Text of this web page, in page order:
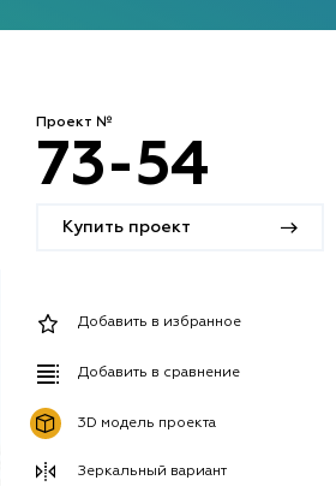
Проект №
73-54
Купить проект
Добавить в избранное
Добавить в сравнение
3D модель проекта
Зеркальный вариант